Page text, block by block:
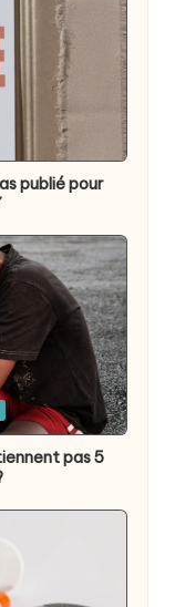
publié pour
pas 5